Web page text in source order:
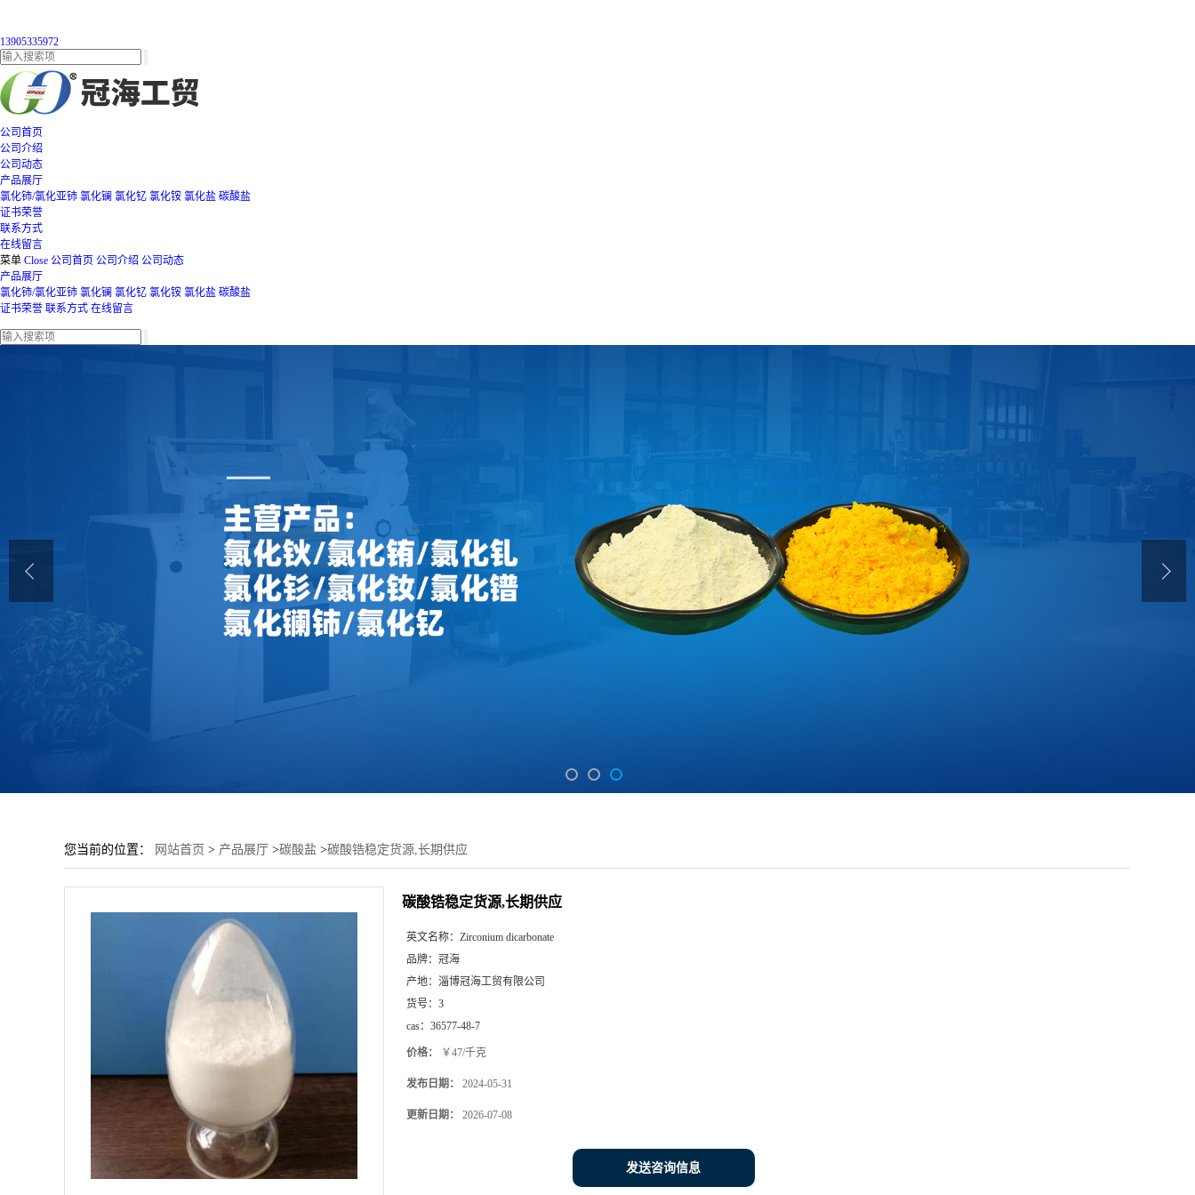
13905335972
公司首页
公司介绍
公司动态
产品展厅
氯化铈/氯化亚铈 氯化镧 氯化钇 氯化铵 氯化盐 碳酸盐
证书荣誉
联系方式
在线留言
菜单 Close 公司首页 公司介绍 公司动态
产品展厅
氯化铈/氯化亚铈 氯化镧 氯化钇 氯化铵 氯化盐 碳酸盐
证书荣誉 联系方式 在线留言
您当前的位置： 网站首页 > 产品展厅 >碳酸盐 >碳酸锆稳定货源,长期供应
碳酸锆稳定货源,长期供应
英文名称： Zirconium dicarbonate
品牌： 冠海
产地： 淄博冠海工贸有限公司
货号： 3
cas： 36577-48-7
价格： ￥47/千克
发布日期： 2024-05-31
更新日期： 2026-07-08
发送咨询信息